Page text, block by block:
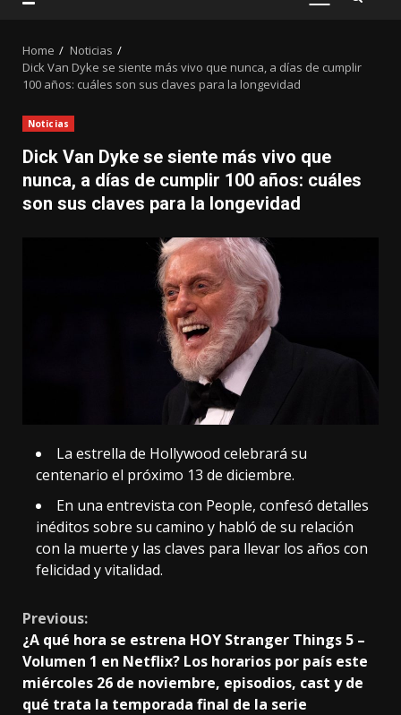
PRIMARY
Home
Noticias
Dick Van Dyke se siente más vivo que nunca, a días de cumplir
100 años: cuáles son sus claves para la longevidad
Noticias
Dick Van Dyke se siente más vivo que
nunca, a días de cumplir 100 años: cuáles
son sus claves para la longevidad
La estrella de Hollywood celebrará su
centenario el próximo 13 de diciembre.
En una entrevista con People, confesó detalles
inéditos sobre su camino y habló de su relación
con la muerte y las claves para llevar los años con
felicidad y vitalidad.
Continue
Reading
Previous:
¿A qué hora se estrena HOY Stranger Things 5 –
Volumen 1 en Netflix? Los horarios por país este
miércoles 26 de noviembre, episodios, cast y de
qué trata la temporada final de la serie